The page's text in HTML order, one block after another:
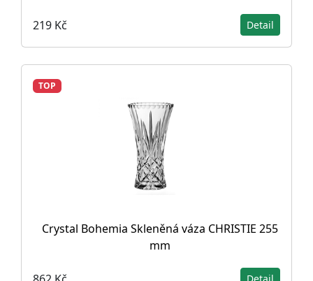
219 Kč Detail
TOP
Crystal Bohemia Skleněná váza CHRISTIE 255
mm